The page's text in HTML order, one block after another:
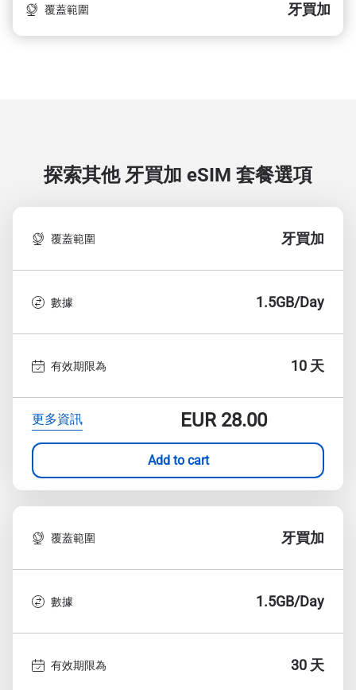
覆蓋範圍 牙買加
探索其他 牙買加 eSIM 套餐選項
覆蓋範圍 牙買加
數據 1.5GB/Day
有效期限為 10 天
更多資訊 EUR28.00
Add to cart
覆蓋範圍 牙買加
數據 1.5GB/Day
有效期限為 30 天